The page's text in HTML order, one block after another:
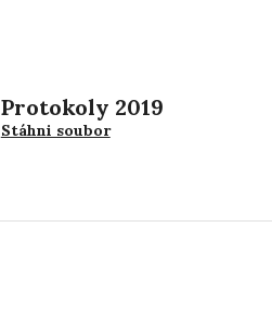
Protokoly 2019
Stáhni soubor